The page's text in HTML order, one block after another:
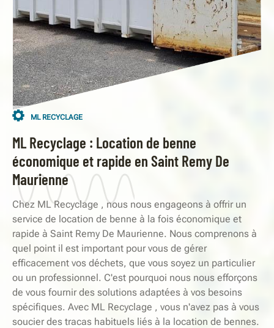
ML RECYCLAGE
ML Recyclage : Location de benne
économique et rapide en Saint Remy De
Maurienne
Chez ML Recyclage , nous nous engageons à offrir un
service de location de benne à la fois économique et
rapide à Saint Remy De Maurienne. Nous comprenons à
quel point il est important pour vous de gérer
efficacement vos déchets, que vous soyez un particulier
ou un professionnel. C'est pourquoi nous nous efforçons
de vous fournir des solutions adaptées à vos besoins
spécifiques. Avec ML Recyclage , vous n'avez pas à vous
soucier des tracas habituels liés à la location de bennes.